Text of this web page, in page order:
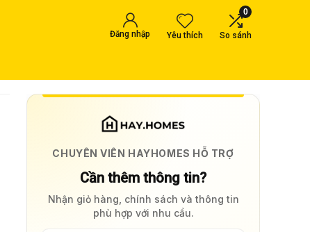
Đăng nhập Yêu thích
0
So sánh
CHUYÊN VIÊN HAYHOMES HỖ TRỢ
Cần thêm thông tin?
Nhận giỏ hàng, chính sách và thông tin
phù hợp với nhu cầu.